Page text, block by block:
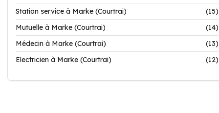
Station service à Marke (Courtrai)
(15)
Mutuelle à Marke (Courtrai)
(14)
Médecin à Marke (Courtrai)
(13)
Electricien à Marke (Courtrai)
(12)